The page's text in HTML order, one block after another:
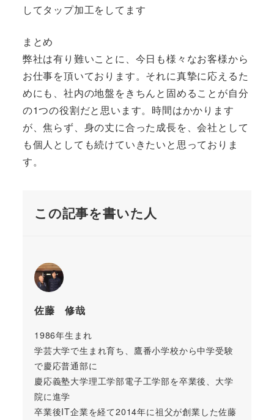
してタップ加工をしてます
まとめ
弊社は有り難いことに、今日も様々なお客様から
お仕事を頂いております。それに真摯に応えるた
めにも、社内の地盤をきちんと固めることが自分
の1つの役割だと思います。時間はかかります
が、焦らず、身の丈に合った成長を、会社として
も個人としても続けていきたいと思っておりま
す。
この記事を書いた人
佐藤 修哉
1986年生まれ
学芸大学で生まれ育ち、鷹番小学校から中学受験
で慶応普通部に
慶応義塾大学理工学部電子工学部を卒業後、大学
院に進学
卒業後IT企業を経て2014年に祖父が創業した佐藤